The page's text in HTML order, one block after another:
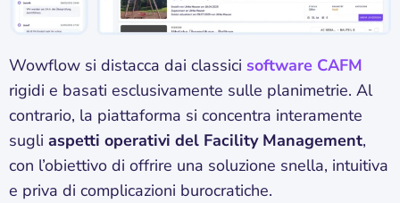
Wowflow si distacca dai classici software CAFM
rigidi e basati esclusivamente sulle planimetrie. Al
contrario, la piattaforma si concentra interamente
sugli aspetti operativi del Facility Management,
con l’obiettivo di offrire una soluzione snella, intuitiva
e priva di complicazioni burocratiche.